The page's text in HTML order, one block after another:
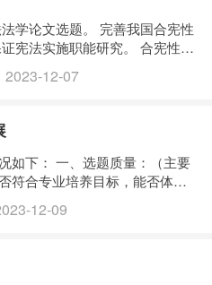
学论文选题。 完善我国合宪性
宪法实施职能研究。 合宪性审
实施研究。 我国宪法实施路径
名(Title,Topic)。
2023-12-07
如下： 一、选题质量：（主要
符合专业培养目标，能否体现
题目工作量；题目与生产、科
设等实际的结合程度） 1、本
12-09